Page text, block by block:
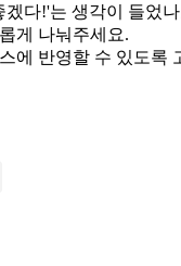
다!'는 생각이 들었
게 나눠주세요.
에 반영할 수 있도록